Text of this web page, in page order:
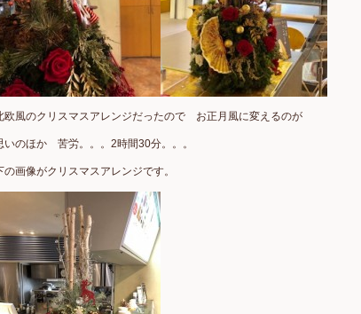
欧風のクリスマスアレンジだったので お正月風に変えるのが
いのほか 苦労。。。2時間30分。。。
の画像がクリスマスアレンジです。